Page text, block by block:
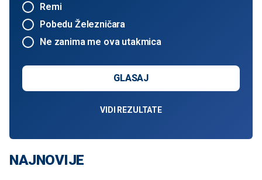
Remi
Pobedu Železničara
Ne zanima me ova utakmica
GLASAJ
VIDI REZULTATE
NAJNOVIJE